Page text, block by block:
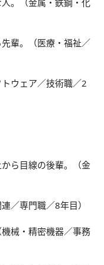
。（金属・鉄鋼・化
輩。（医療・福祉／
ウェア／技術職／2
ら目線の後輩。（金
／専門職／8年目）
械・精密機器／事務